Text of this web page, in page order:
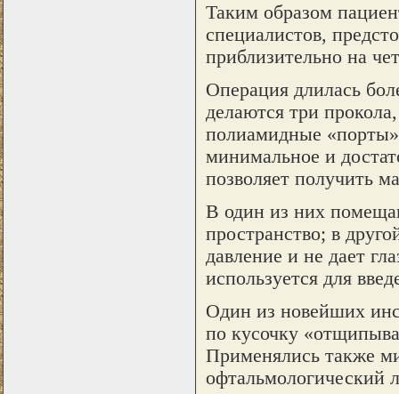
Таким образом
специалистов,
приблизительно на
Операция длилась
делаются три
полиамидные «порты»
минимальное и
позволяет получить
В один из них
пространство; в
давление и не дает
используется для
Один из новейших
по кусочку
Применялись также
офтальмологический